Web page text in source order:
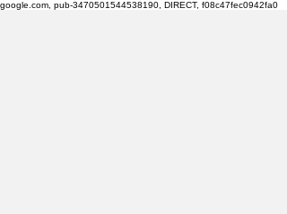
google.com, pub-3470501544538190, DIRECT, f08c47fec0942fa0